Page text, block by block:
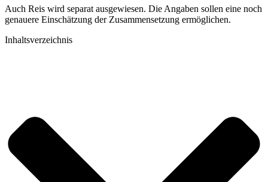
Auch Reis wird separat ausgewiesen. Die Angaben sollen eine noch
genauere Einschätzung der Zusammensetzung ermöglichen.
Inhaltsverzeichnis​